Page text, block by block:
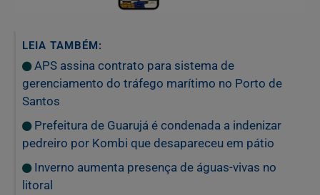
LEIA TAMBÉM:
APS assina contrato para sistema de
gerenciamento do tráfego marítimo no Porto de
Santos
Prefeitura de Guarujá é condenada a indenizar
pedreiro por Kombi que desapareceu em pátio
Inverno aumenta presença de águas-vivas no
litoral